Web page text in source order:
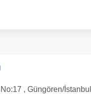
, Güngören/İstanbul